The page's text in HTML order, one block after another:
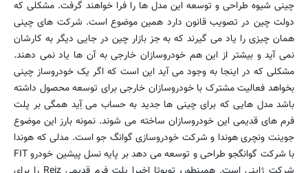
چینی شیوه طراحی و توسعه این مدل ها را فرا خواهند گرفت. مشکلی که
دولت چین در تصویب قانون دارد همین موضوع است. شرکت های چینی
همان چیزی را یاد می گیرند که به جز بازار چین در جایی دیگر به کارشان
نمی آید و بیشتر از این هم خودروسازان خارجی به آن ها یاد نمی دهند.
مشکلی که در اینجا به وجود می آید این است که اگر یک خودروساز چینی
بخواهد فعالیت مشترک با خودروسازان خارجی برای توسعه محصول داشته
باشد مدل هایی که برای چینی ها جدید به حساب می آِید همگی بر پلت
فرم های قدیمی این خودروسازان ساخته می شوند. نمونه بارز این موضوع
جوینت ونچری هوندا و شرکت خودروسازی گوانگ جو است. مدلی که هوندا
با شرکت گوانگجو طراحی و توسعه می دهد بر پایه نسل پیشین خودرو FIT